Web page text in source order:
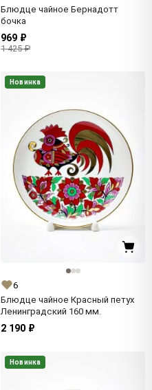
Блюдце чайное Бернадотт
бочка
969 ₽
1 425 ₽
Новинка
6
Блюдце чайное Красный петух
Ленинградский 160 мм.
2 190 ₽
Новинка